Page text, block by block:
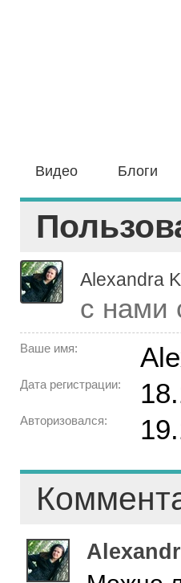
Видео Блоги
Alexandra
с нами
Ваше имя:
Дата регистрации:
Авторизовался: